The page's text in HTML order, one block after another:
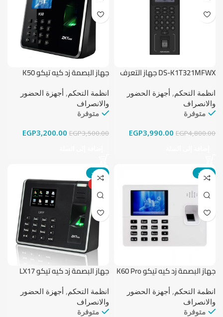
DS-K1T321MFWX جهاز التعرف
انظمة التحكم, أجهزة الحضور
والانصراف
متوفرة
EGP4,800.00
EGP3,990.00
جهاز البصمة زد كيه تيكو K50
انظمة التحكم, أجهزة الحضور
والانصراف
متوفرة
EGP3,500.00
EGP3,200.00
-28%
جهاز البصمة زد كيه تيكو K60 Pro
انظمة التحكم, أجهزة الحضور
والانصراف
متوفرة
-18%
جهاز البصمة زد كيه تيكو LX17
انظمة التحكم, أجهزة الحضور
والانصراف
متوفرة